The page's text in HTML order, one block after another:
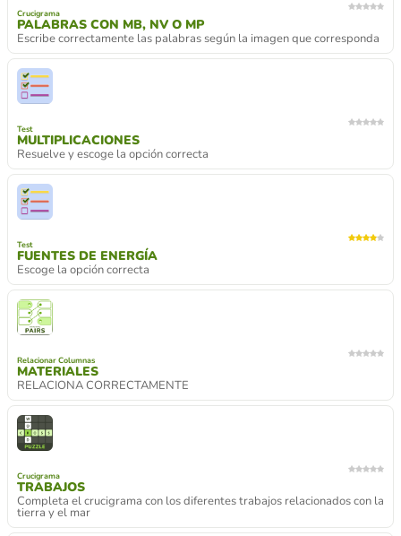
Crucigrama
PALABRAS CON MB, NV O MP
Escribe correctamente las palabras según la imagen que corresponda
Test
MULTIPLICACIONES
Resuelve y escoge la opción correcta
Test
FUENTES DE ENERGÍA
Escoge la opción correcta
Relacionar Columnas
MATERIALES
RELACIONA CORRECTAMENTE
Crucigrama
TRABAJOS
Completa el crucigrama con los diferentes trabajos relacionados con la
tierra y el mar